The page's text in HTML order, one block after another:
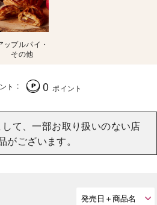
ップルパイ・
その他
ト 0 ポイント
て、一部お取り扱いのない店
がございます。